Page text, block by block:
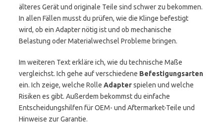
älteres Gerät und originale Teile sind schwer zu bekommen.
In allen Fällen musst du prüfen, wie die Klinge befestigt
wird, ob ein Adapter nötig ist und ob mechanische
Belastung oder Materialwechsel Probleme bringen.
Im weiteren Text erkläre ich, wie du technische Maße
vergleichst. Ich gehe auf verschiedene Befestigungsarten
ein. Ich zeige, welche Rolle Adapterspielen und welche
Risiken es gibt. Außerdem bekommst du einfache
Entscheidungshilfen für OEM- und Aftermarket-Teile und
Hinweise zur Garantie.